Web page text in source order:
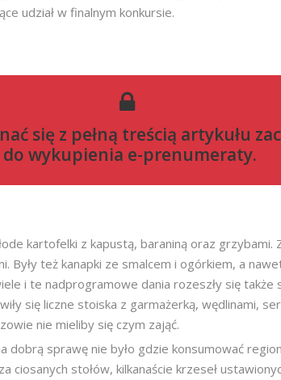
udział w finalnym konkursie.
się z pełną treścią artykułu
do wykupienia e-prenumeraty.
kartofelki z kapustą, baraniną oraz grzybami.
Były też kanapki ze smalcem i ogórkiem, a
i te nadprogramowe dania rozeszły się także
się liczne stoiska z garmażerką, wędlinami,
nie mieliby się czym zająć.
dobrą sprawę nie było gdzie konsumować
ciosanych stołów, kilkanaście krzeseł